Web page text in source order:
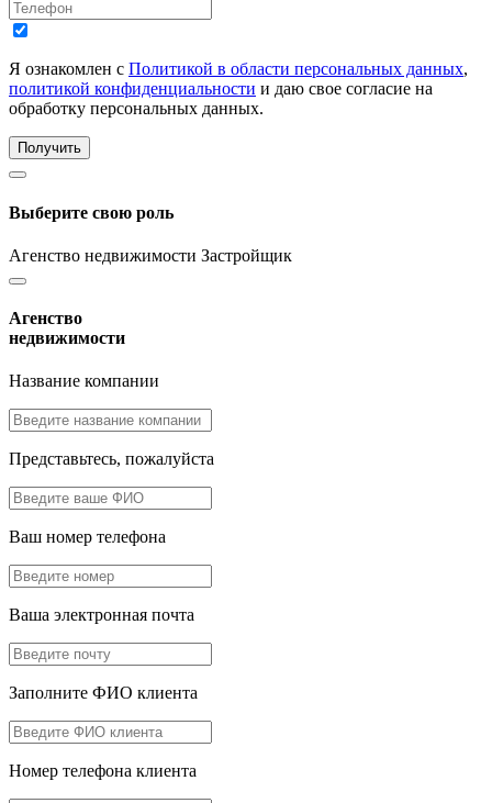
Я ознакомлен с Политикой в области персональных данных,
политикой конфиденциальности и даю свое согласие на
обработку персональных данных.
Получить
Выберите свою роль
Агенство недвижимости Застройщик
Агенство
недвижимости
Название компании
Представьтесь, пожалуйста
Ваш номер телефона
Ваша электронная почта
Заполните ФИО клиента
Номер телефона клиента